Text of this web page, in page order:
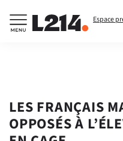
Espace
LES FRANÇAIS
OPPOSÉS À